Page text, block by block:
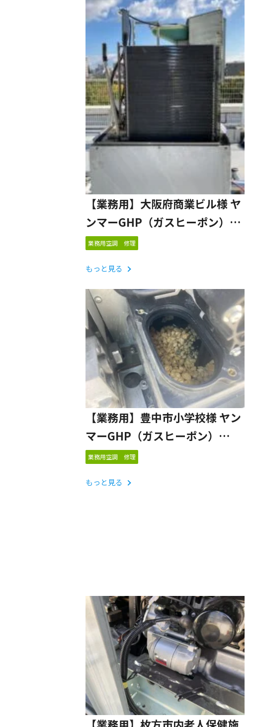
【業務用】大阪府商業ビル様 ヤ
ンマーGHP（ガスヒーポン）
室外機熱交換器交換
業務用空調 修理
もっと見る
【業務用】豊中市小学校様 ヤン
マーGHP（ガスヒーポン）
室外機点検作業（ドレン充填石清掃及
業務用空調 修理
もっと見る